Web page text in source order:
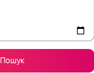
Пошук